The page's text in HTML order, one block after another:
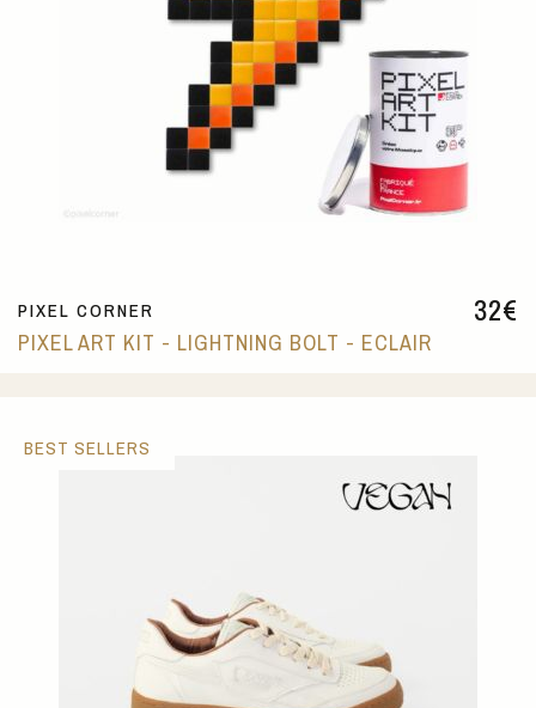
32€
PIXEL CORNER
PIXEL ART KIT - LIGHTNING BOLT - ECLAIR
BEST SELLERS